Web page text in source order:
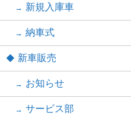
新規入庫車
納車式
新車販売
お知らせ
サービス部